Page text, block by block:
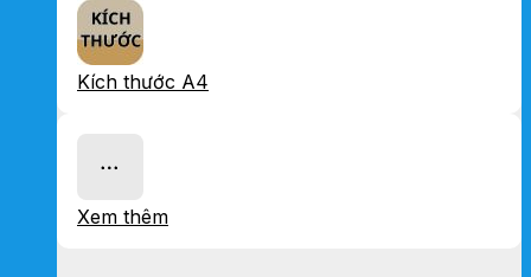
Kích thước A4
Xem thêm